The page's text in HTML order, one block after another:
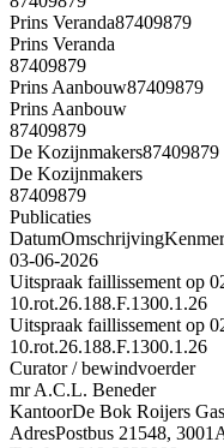
Prins Veranda87409879
Prins Veranda
87409879
Prins Aanbouw87409879
Prins Aanbouw
87409879
De Kozijnmakers87409879
De Kozijnmakers
87409879
Publicaties
DatumOmschrijving
03-06-2026
Uitspraak faillissement op
10.rot.26.188.F.1300.1.26
Uitspraak faillissement op
10.rot.26.188.F.1300.1.26
Curator / bewindvoerder
mr A.C.L. Beneder
KantoorDe Bok Roijers
AdresPostbus 21548,